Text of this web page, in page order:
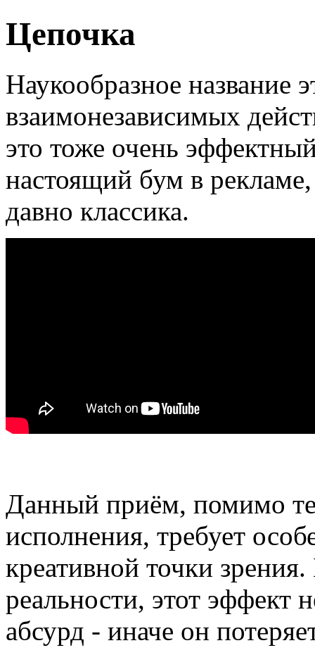
Цепочка
Наукообразное название
взаимонезависимых
это тоже очень
настоящий бум в
давно классика.
Данный приём, помимо
исполнения, требует
креативной точки
реальности, этот эффект
абсурд - иначе он